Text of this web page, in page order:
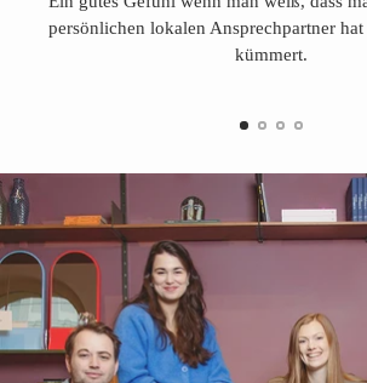
persönlichen lokalen Ansprechpartner
kümmert.